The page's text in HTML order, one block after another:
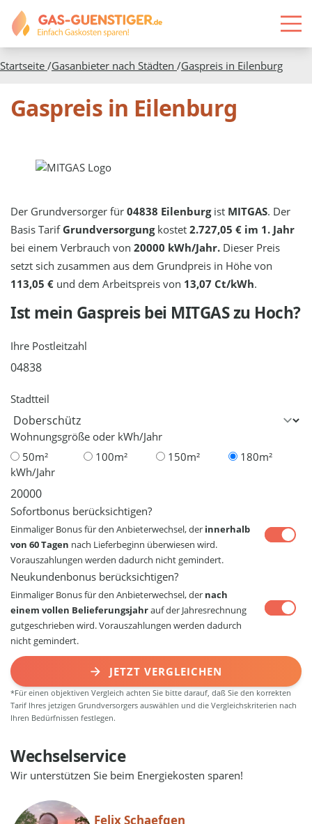
Startseite /Gasanbieter nach Städten /Gaspreis in Eilenburg
Gaspreis in Eilenburg
Der Grundversorger für04838 Eilenburgist MITGAS. Der
Basis Tarif Grundversorgungkostet2.727,05 € im 1. Jahr
bei einem Verbrauch von20000 kWh/Jahr. Dieser Preis
setzt sich zusammen aus dem Grundpreis in Höhe von
113,05 € und dem Arbeitspreis von 13,07 Ct/kWh.
Ist mein Gaspreis bei MITGASzu Hoch?
Ihre Postleitzahl
Stadtteil
Wohnungsgröße oder kWh/Jahr
50m²
100m² 150m²
180m²
kWh/Jahr
Sofortbonus berücksichtigen?
Einmaliger Bonus für den Anbieterwechsel, der innerhalb
von 60 Tagen nach Lieferbeginn überwiesen wird.
Vorauszahlungen werden dadurch nicht gemindert.
Neukundenbonus berücksichtigen?
Einmaliger Bonus für den Anbieterwechsel, der nach
einem vollen Belieferungsjahrauf der Jahresrechnung
gutgeschrieben wird. Vorauszahlungen werden dadurch
nicht gemindert.
JETZT VERGLEICHEN
*Für einen objektiven Vergleich achten Sie bitte darauf, daß Sie den korrekten
Tarif Ihres jetzigen Grundversorgers auswählen und die Vergleichskriterien nach
Ihren Bedürfnissen festlegen.
Wechselservice
Wir unterstützen Sie beim Energiekosten sparen!
Felix Schaefgen